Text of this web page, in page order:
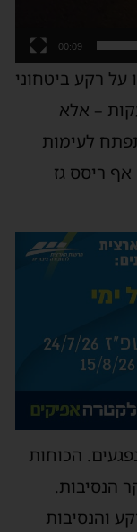
00:09
על רקע ביטחוני
– אלא
לעימות
ריסס גז
הכוחות
הנסיבות.
והנסיבות